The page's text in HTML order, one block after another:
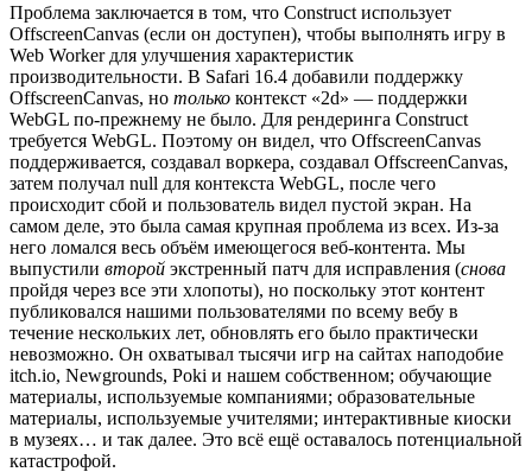
Проблема заключается в том, что Construct использует
OffscreenCanvas (если он доступен), чтобы выполнять игру в
Web Worker для улучшения характеристик
производительности. В Safari 16.4 добавили поддержку
OffscreenCanvas, но только контекст «2d» — поддержки
WebGL по-прежнему не было. Для рендеринга Construct
требуется WebGL. Поэтому он видел, что OffscreenCanvas
поддерживается, создавал воркера, создавал OffscreenCanvas,
затем получал null для контекста WebGL, после чего
происходит сбой и пользователь видел пустой экран. На
самом деле, это была самая крупная проблема из всех. Из-за
него ломался весь объём имеющегося веб-контента. Мы
выпустили второй экстренный патч для исправления (снова
пройдя через все эти хлопоты), но поскольку этот контент
публиковался нашими пользователями по всему вебу в
течение нескольких лет, обновлять его было практически
невозможно. Он охватывал тысячи игр на сайтах наподобие
itch.io, Newgrounds, Poki и нашем собственном; обучающие
материалы, используемые компаниями; образовательные
материалы, используемые учителями; интерактивные киоски
в музеях… и так далее. Это всё ещё оставалось потенциальной
катастрофой.